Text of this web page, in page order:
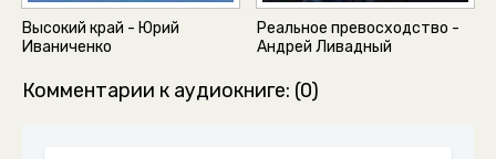
Высокий край - Юрий
Иваниченко
Реальное превосходство -
Андрей Ливадный
Комментарии к аудиокниге: (0)